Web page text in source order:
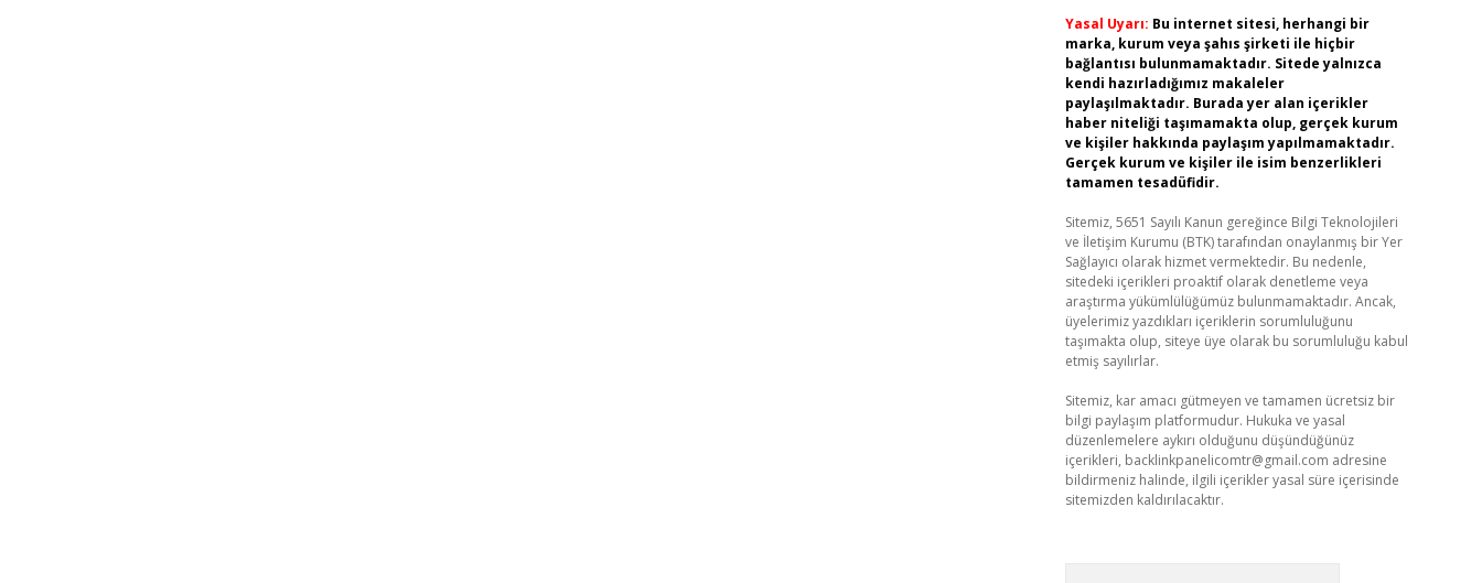
Yasal Uyarı: Bu internet sitesi, herhangi bir
marka, kurum veya şahıs şirketi ile hiçbir
bağlantısı bulunmamaktadır. Sitede yalnızca
kendi hazırladığımız makaleler
paylaşılmaktadır. Burada yer alan içerikler
haber niteliği taşımamakta olup, gerçek kurum
ve kişiler hakkında paylaşım yapılmamaktadır.
Gerçek kurum ve kişiler ile isim benzerlikleri
tamamen tesadüfidir.
Sitemiz, 5651 Sayılı Kanun gereğince Bilgi Teknolojileri
ve İletişim Kurumu (BTK) tarafından onaylanmış bir Yer
Sağlayıcı olarak hizmet vermektedir. Bu nedenle,
sitedeki içerikleri proaktif olarak denetleme veya
araştırma yükümlülüğümüz bulunmamaktadır. Ancak,
üyelerimiz yazdıkları içeriklerin sorumluluğunu
taşımakta olup, siteye üye olarak bu sorumluluğu kabul
etmiş sayılırlar.
Sitemiz, kar amacı gütmeyen ve tamamen ücretsiz bir
bilgi paylaşım platformudur. Hukuka ve yasal
düzenlemelere aykırı olduğunu düşündüğünüz
içerikleri, backlinkpanelicomtr@gmail.com adresine
bildirmeniz halinde, ilgili içerikler yasal süre içerisinde
sitemizden kaldırılacaktır.